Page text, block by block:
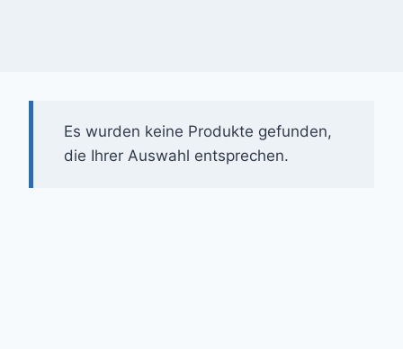
Es wurden keine Produkte gefunden,
die Ihrer Auswahl entsprechen.